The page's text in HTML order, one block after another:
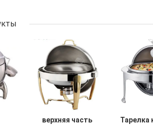
верхняя часть
Тарелка